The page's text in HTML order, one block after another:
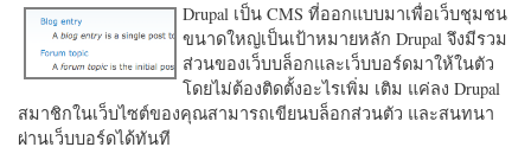
Drupal เป็น CMS ที่ออกแบบมาเพื่อเว็บชุมชน
ขนาดใหญ่เป็นเป้าหมายหลัก Drupal จึงมีรวม
ส่วนของเว็บบล็อกและเว็บบอร์ดมาให้ในตัว
โดยไม่ต้องติดตั้งอะไรเพิ่ม เติม แค่ลง Drupal
สมาชิกในเว็บไซต์ของคุณสามารถเขียนบล็อกส่วนตัว และสนทนา
ผ่านเว็บบอร์ดได้ทันที